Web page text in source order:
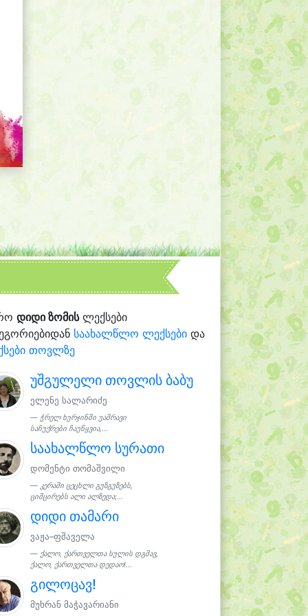
დიდი ზომისლექსები
საახალწლო ლექსები და
თოვლზე
უშგულელი თოვლის ბაბუ
ელენე სალარიძე
ჭრელ ხურჯინში უამრავი
საჩუქრები ჩაუწყვია,...
საახალწლო სურათი
დომენტი თომაშვილი
კერაში ცეცხლი გუზგუზებს,
ციმცირებს ალი ალზედა;...
დიდი თამარი
ვაჟა–ფშაველა
ქალო, ქართველთა სულის დგმავ,
ქალო, ქართველთა დედაო!...
გილოცავ!
მუხრან მაჭავარიანი